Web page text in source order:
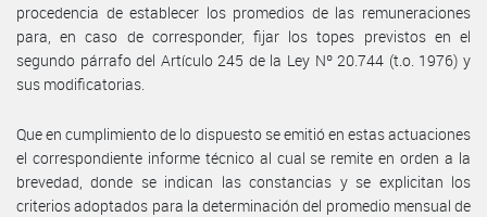
procedencia de establecer los promedios de las remuneraciones
para, en caso de corresponder, fijar los topes previstos en el
segundo párrafo del Artículo 245 de la Ley Nº 20.744 (t.o. 1976) y
sus modificatorias.
Que en cumplimiento de lo dispuesto se emitió en estas actuaciones
el correspondiente informe técnico al cual se remite en orden a la
brevedad, donde se indican las constancias y se explicitan los
criterios adoptados para la determinación del promedio mensual de